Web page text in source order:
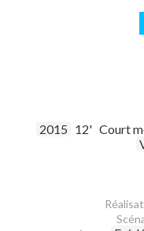
2015 12' Court